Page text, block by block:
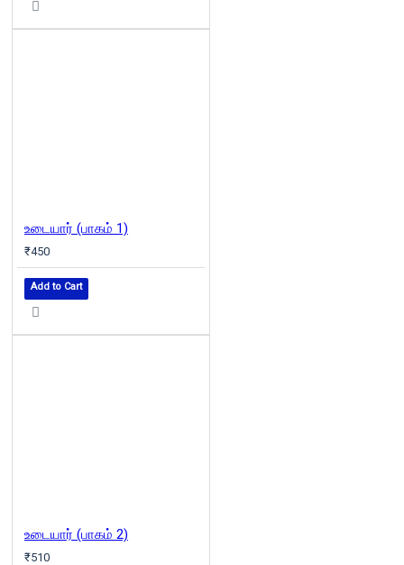
உடையார் (பாகம் 1)
₹450
Add to Cart
உடையார் (பாகம் 2)
₹510